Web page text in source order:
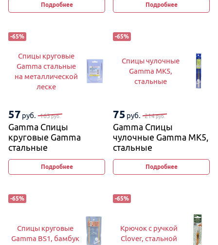
Подробнее
2,5 мм и 4 мм, 11−12 см
Подробнее
-65%
Спицы круговые
Gamma стальные
на металлической
леске
57 руб. 163руб.
Gamma Спицы
круговые Gamma
стальные
на металлической
Подробнее
-65%
Спицы чулочные
Gamma MK5,
стальные
75 руб. 214руб.
Gamma Спицы
чулочные Gamma MK5,
стальные
Подробнее
-65%
Спицы круговые
Gamma BS1, бамбук
-65%
Крючок с ручкой
Clover, стальной